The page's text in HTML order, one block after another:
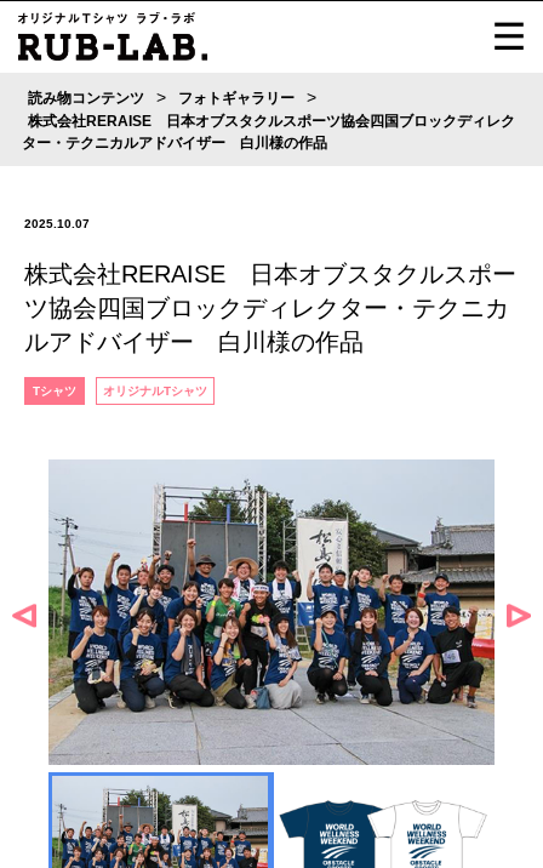
読み物コンテンツ > フォトギャラリー >
株式会社RERAISE 日本オブスタクルスポーツ協会四国ブロックディレク
ター・テクニカルアドバイザー 白川様の作品
2025.10.07
株式会社RERAISE 日本オブスタクルスポー
ツ協会四国ブロックディレクター・テクニカ
ルアドバイザー 白川様の作品
Tシャツ オリジナルTシャツ